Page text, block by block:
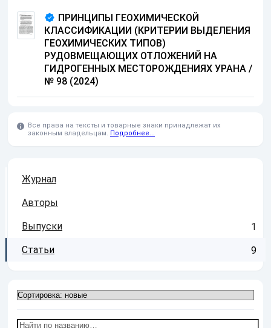
ПРИНЦИПЫ ГЕОХИМИЧЕСКОЙ
КЛАССИФИКАЦИИ (КРИТЕРИИ ВЫДЕЛЕНИЯ
ГЕОХИМИЧЕСКИХ ТИПОВ)
РУДОВМЕЩАЮЩИХ ОТЛОЖЕНИЙ НА
ГИДРОГЕННЫХ МЕСТОРОЖДЕНИЯХ УРАНА /
№ 98 (2024)
Все права на тексты и товарные знаки принадлежат их
законным владельцам. Подробнее...
Журнал
Авторы
Выпуски 1
Статьи 9